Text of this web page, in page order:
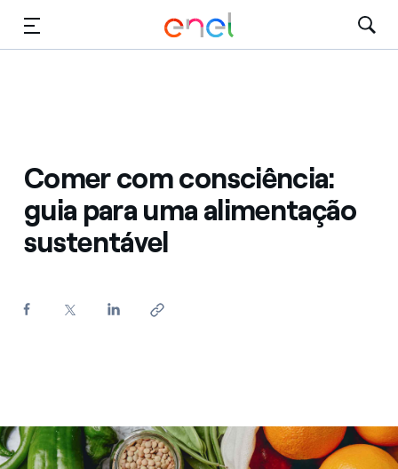
Comer com consciência:
guia para uma alimentação
sustentável